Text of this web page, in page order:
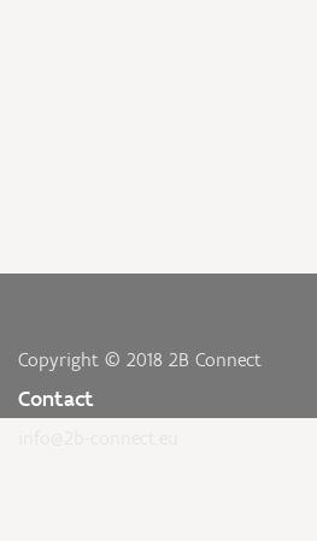
Copyright © 2018 2B Connect
Contact